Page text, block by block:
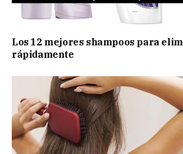
Los 12 mejores shampoos para
rápidamente